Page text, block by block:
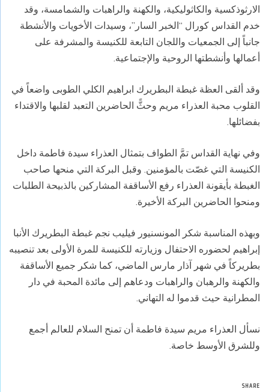
الارثوذكسية والكاثوليكية، والكهنة والراهبات والشمامسة، وقد
خدم القداس كورال “الخبر السار”، وسيدات الأخويات والأنشطة
جانباً إلى الجمعيات واللجان التابعة للكنيسة والمشرفة على
أعمالها وأنشطتها الروحية والإجتماعية.
وقد ألقى العظة غبطة البطريرك ابراهيم الكلي الطوبى واضعاً في
القلوب محبة العذراء مريم وحثًّ الحاضرين التعبد لقلبها والاقتداء
بفضائلها.
وفي نهاية القداس تمَّ الطواف بتمثال العذراء سيدة فاطمة داخل
الكنيسة التي غصّت بالمؤمنين. وقبل البركة التي منحها صاحب
الغبطة بأيقونة العذراء رفع الأساقفة المشاركين بالذبيحة الطلبات
ومنحوا الحاضرين البركة الأخيرة.
وبهذه المناسبة شكر المونسنيور فيليب نجم غبطة البطريرك الأنبا
إبراهيم لحضوره الاحتفال وزيارته للكنيسة للمرة الأولى بعد تنصيبه
بطريركاً في شهر آذار مارس الماضي، كما شكر جميع الأساقفة
والكهنة والرهبان والراهبات ودعاهم إلى مائدة المحبة في دار
المطرانية حيث قدموا له التهاني.
نسأل العذراء مريم سيدة فاطمة أن تمنح السلام للعالم أجمع
وللشرق الأوسط خاصة.
SHARE